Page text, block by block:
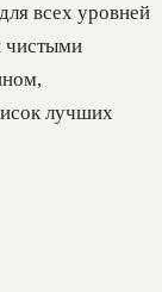
всех уровней
чистыми
лучших